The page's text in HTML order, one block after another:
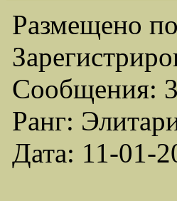
Размещено
Сообщения:
Ранг:
Дата: 11-01-